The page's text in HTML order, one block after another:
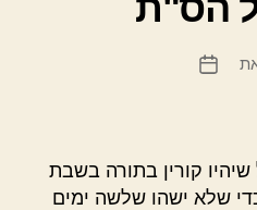
תאריך
קורין בתורה בשבת
שלא ישהו שלשה ימים